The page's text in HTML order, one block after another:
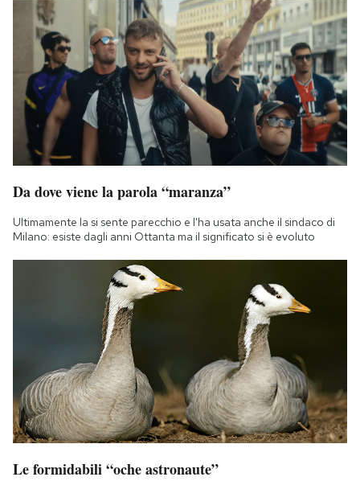
Da dove viene la parola “maranza”
Ultimamente la si sente parecchio e l'ha usata anche il sindaco di
Milano: esiste dagli anni Ottanta ma il significato si è evoluto
Le formidabili “oche astronaute”